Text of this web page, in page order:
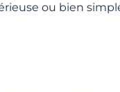
ou bien